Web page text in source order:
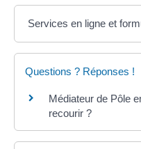
Services en ligne et
Questions ? Réponses !
Médiateur de Pôle
recourir ?